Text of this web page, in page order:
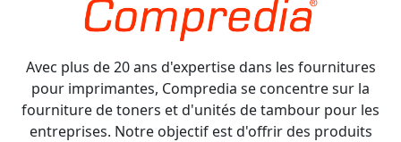
Avec plus de 20 ans d'expertise dans les fournitures
pour imprimantes, Compredia se concentre sur la
fourniture de toners et d'unités de tambour pour les
entreprises. Notre objectif est d'offrir des produits